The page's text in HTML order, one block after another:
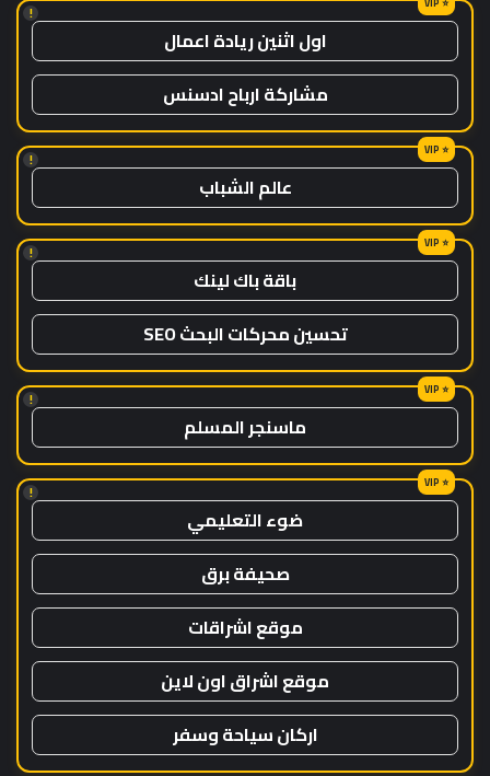
!
اول اثنين ريادة اعمال
مشاركة ارباح ادسنس
!
عالم الشباب
!
باقة باك لينك
تحسين محركات البحث SEO
!
ماسنجر المسلم
!
ضوء التعليمي
صحيفة برق
موقع اشراقات
موقع اشراق اون لاين
اركان سياحة وسفر